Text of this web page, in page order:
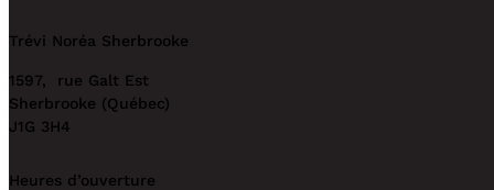
Trévi Noréa Sherbrooke
1597, rue Galt Est
Sherbrooke (Québec)
J1G 3H4
Heures d’ouverture